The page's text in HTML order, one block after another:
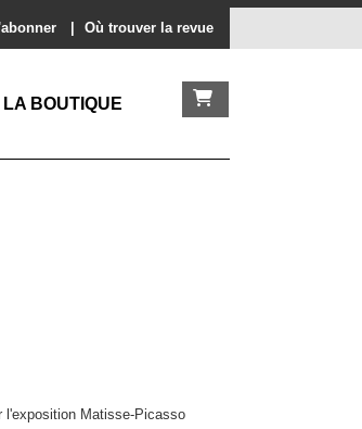
Où trouver la revue
LA BOUTIQUE
l'exposition Matisse-Picasso